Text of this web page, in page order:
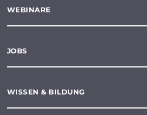
WEBINARE
JOBS
WISSEN & BILDUNG